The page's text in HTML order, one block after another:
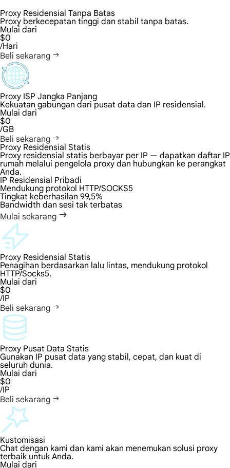
Proxy Residensial Tanpa Batas
Proxy berkecepatan tinggi dan stabil tanpa batas.
Mulai dari
$0
/Hari
Beli sekarang
Proxy ISP Jangka Panjang
Kekuatan gabungan dari pusat data dan IP residensial.
Mulai dari
$0
/GB
Beli sekarang
Proxy Residensial Statis
Proxy residensial statis berbayar per IP — dapatkan daftar IP
rumah melalui pengelola proxy dan hubungkan ke perangkat
Anda.
IP Residensial Pribadi
Mendukung protokol HTTP/SOCKS5
Tingkat keberhasilan 99,5%
Bandwidth dan sesi tak terbatas
Mulai sekarang
Proxy Residensial Statis
Penagihan berdasarkan lalu lintas, mendukung protokol
HTTP/Socks5.
Mulai dari
$0
/IP
Beli sekarang
Proxy Pusat Data Statis
Gunakan IP pusat data yang stabil, cepat, dan kuat di
seluruh dunia.
Mulai dari
$0
/IP
Beli sekarang
Kustomisasi
Chat dengan kami dan kami akan menemukan solusi proxy
terbaik untuk Anda.
Mulai dari